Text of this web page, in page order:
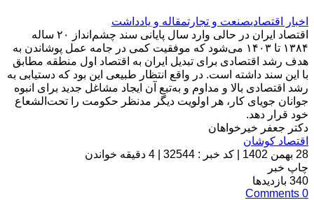
اخبار اقتصادیصنعت و تجارتمقاله و یادداشت
اقتصاد ایران در حالی وارد سال پایانی سند چشم‌انداز ۲۰ ساله
۱۳۸۴ تا ۱۴۰۳ می‌شود که موفقیت کمی در جامه عمل پوشاندن به
هدف رشد اقتصادی برای تبدیل ایران به اقتصاد اول منطقه مطابق
با این سند داشته است. در واقع انتظار طبیعی این بود که دستیابی به
رشد اقتصادی بالا و مداوم و به‌تبع آن ایجاد مشاغل جدید برای انبوه
جوانان جویای کار، هر اولویت دیگر مدنظر حکومت را تحت‌الشعاع
خود قرار دهد.
دکتر جعفر خيرخواهان
اقتصاد کوشان
28 بهمن 1402
کد خبر : 32544
4 دقیقه خواندن
چاپ خبر
340 بازدیدها
0
Comments